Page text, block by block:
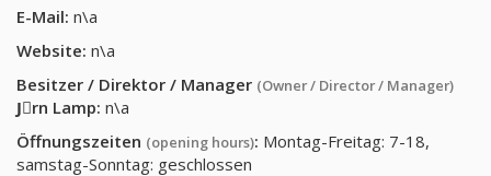
E-Mail: n\a
Website: n\a
Besitzer / Direktor / Manager (Owner / Director / Manager)
Jِrn Lamp: n\a
Öffnungszeiten (opening hours): Montag-Freitag: 7-18,
samstag-Sonntag: geschlossen